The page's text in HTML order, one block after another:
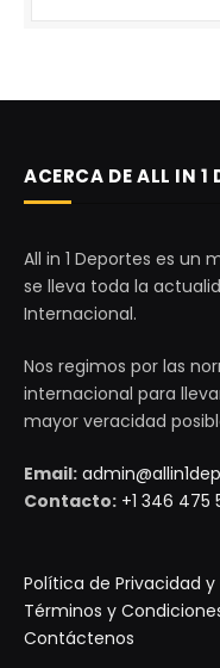
ACERCA DE ALL IN 1
All in 1 Deportes es un
se lleva toda la
Internacional.
Nos regimos por las
internacional para
mayor veracidad
Email:
Contacto: +1 346 475
Política de Privacidad y
Términos y
Contáctenos